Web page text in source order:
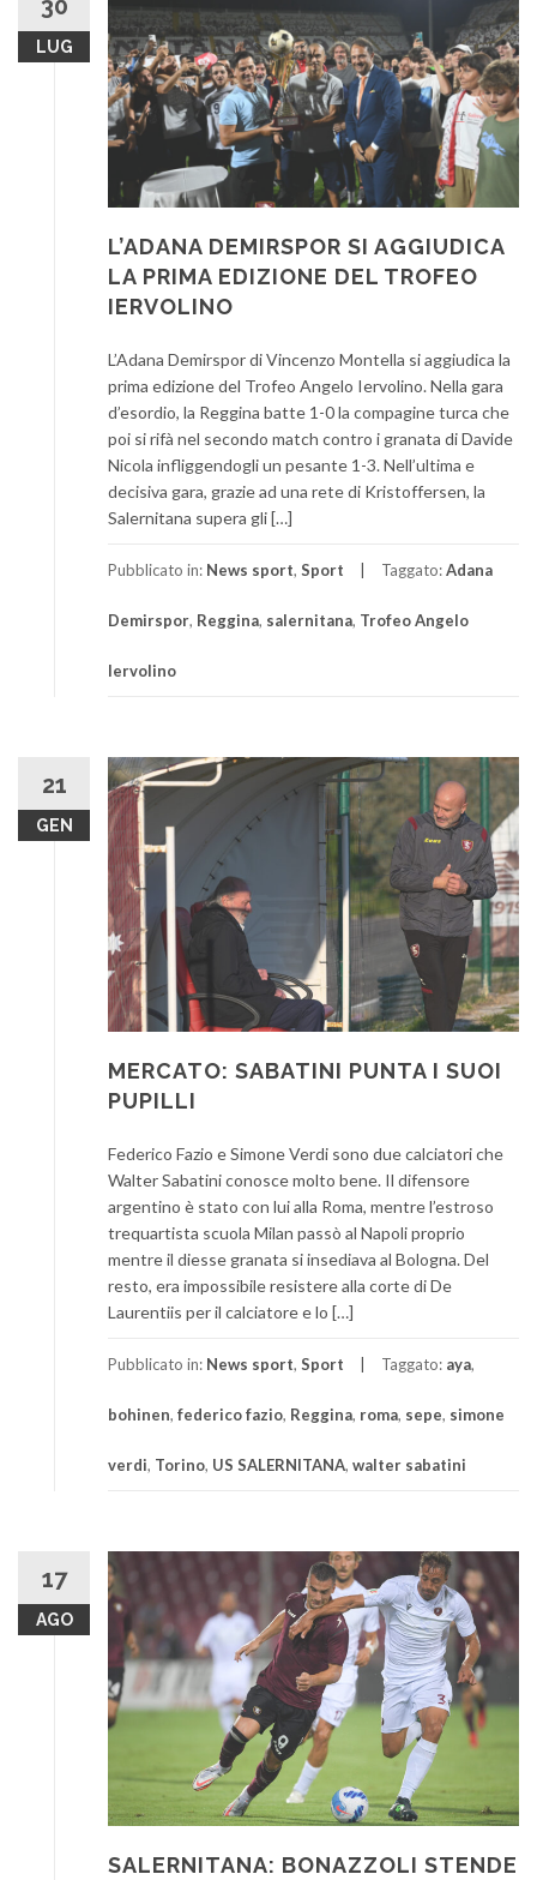
LUG
L’ADANA DEMIRSPOR SI AGGIUDICA
LA PRIMA EDIZIONE DEL TROFEO
IERVOLINO
L’Adana Demirspor di Vincenzo Montella si aggiudica la
prima edizione del Trofeo Angelo Iervolino. Nella gara
d’esordio, la Reggina batte 1-0 la compagine turca che
poi si rifà nel secondo match contro i granata di Davide
Nicola infliggendogli un pesante 1-3. Nell’ultima e
decisiva gara, grazie ad una rete di Kristoffersen, la
Salernitana supera gli […]
Pubblicato in: News sport, Sport Taggato:Adana
Demirspor, Reggina, salernitana, Trofeo Angelo
Iervolino
21
GEN
MERCATO: SABATINI PUNTA I SUOI
PUPILLI
Federico Fazio e Simone Verdi sono due calciatori che
Walter Sabatini conosce molto bene. Il difensore
argentino è stato con lui alla Roma, mentre l’estroso
trequartista scuola Milan passò al Napoli proprio
mentre il diesse granata si insediava al Bologna. Del
resto, era impossibile resistere alla corte di De
Laurentiis per il calciatore e lo […]
Pubblicato in: News sport, Sport Taggato: aya,
bohinen, federico fazio, Reggina, roma, sepe, simone
verdi, Torino, US SALERNITANA, walter sabatini
17
AGO
SALERNITANA: BONAZZOLI STENDE